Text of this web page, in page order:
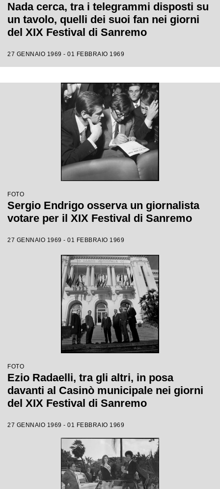
Nada cerca, tra i telegrammi disposti su
un tavolo, quelli dei suoi fan nei giorni
del XIX Festival di Sanremo
27 GENNAIO 1969 - 01 FEBBRAIO 1969
FOTO
Sergio Endrigo osserva un giornalista
votare per il XIX Festival di Sanremo
27 GENNAIO 1969 - 01 FEBBRAIO 1969
FOTO
Ezio Radaelli, tra gli altri, in posa
davanti al Casinò municipale nei giorni
del XIX Festival di Sanremo
27 GENNAIO 1969 - 01 FEBBRAIO 1969